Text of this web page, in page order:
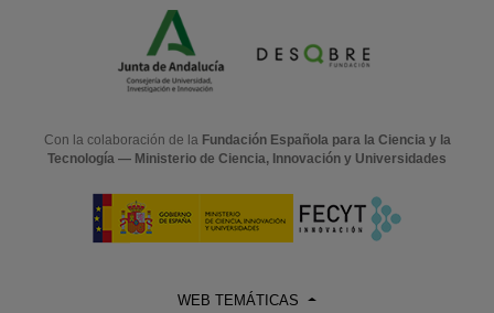
Con la colaboración de la Fundación Española para la Ciencia y la
Tecnología — Ministerio de Ciencia, Innovación y Universidades
WEB TEMÁTICAS